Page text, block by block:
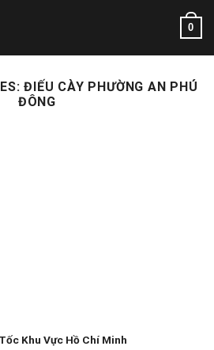
0
ĐIẾU CÀY PHƯỜNG AN PHÚ
ĐÔNG
Khu Vực Hồ Chí Minh